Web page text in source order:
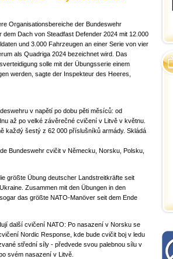
Organisationsbereiche der Bundeswehr
dem Dach von Steadfast Defender 2024 mit 12.000
und 3.000 Fahrzeugen an einer Serie von vier
als Quadriga 2024 bezeichnet wird. Das
solle mit der Übungsserie einem
werden, sagte der Inspekteur des Heeres,
v napětí po dobu pěti měsíců: od
až po velké závěrečné cvičení v Litvě v květnu.
každý šestý z 62 000 příslušníků armády. Skládá
Bundeswehr cvičit v Německu, Norsku, Polsku,
größte Übung deutscher Landstreitkräfte seit
Zusammen mit den Übungen in den
das größte NATO-Manöver seit dem Ende
další cvičení NATO: Po nasazení v Norsku se
Nordic Response, kde bude cvičit boj v ledu
střední síly - předvede svou palebnou sílu v
svém nasazení v Litvě.